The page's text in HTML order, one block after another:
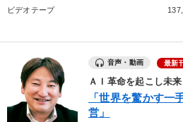
音声と動画で学ぶ
仕事のスキルと人間力を高める知恵
【3月】音声・映像
最新刊・戦略参謀ChatGPT実戦法と
ビデオテープ
音声・動画 最新
ＡＩ革命を起こし未
「世界を驚かす一
営」